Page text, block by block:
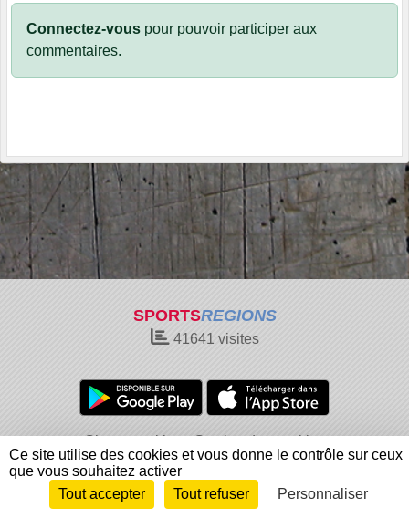
Connectez-vous pour pouvoir participer aux
commentaires.
SPORTSREGIONS
41641 visites
Charte cookies
Gestion des cookies
Informations légales
Signaler un contenu inapproprié
Envie de participer ? Connexion
Ce site utilise des cookies et vous donne le contrôle sur ceux
que vous souhaitez activer
Tout accepter
Tout refuser Personnaliser